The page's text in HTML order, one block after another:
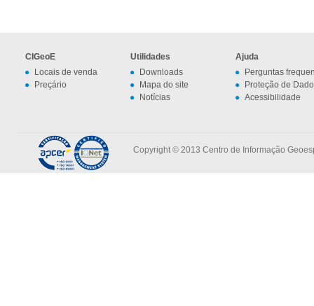
CIGeoE
Locais de venda
Preçário
Utilidades
Downloads
Mapa do site
Notícias
Ajuda
Perguntas
Proteção de
Acessibilidade
Copyright © 2013 Centro de Informação